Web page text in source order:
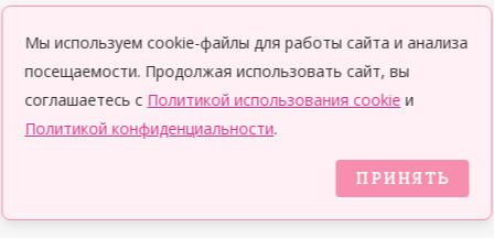
Мы используем cookie-файлы для работы сайта и анализа
посещаемости. Продолжая использовать сайт, вы
соглашаетесь с Политикой использования cookie и
Политикой конфиденциальности.
ПРИНЯТЬ